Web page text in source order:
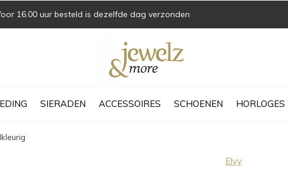
SIERADEN ACCESSOIRES SCHOENEN HORLOGES
16.00 uur besteld is dezelfde dag verzonden
Elvy